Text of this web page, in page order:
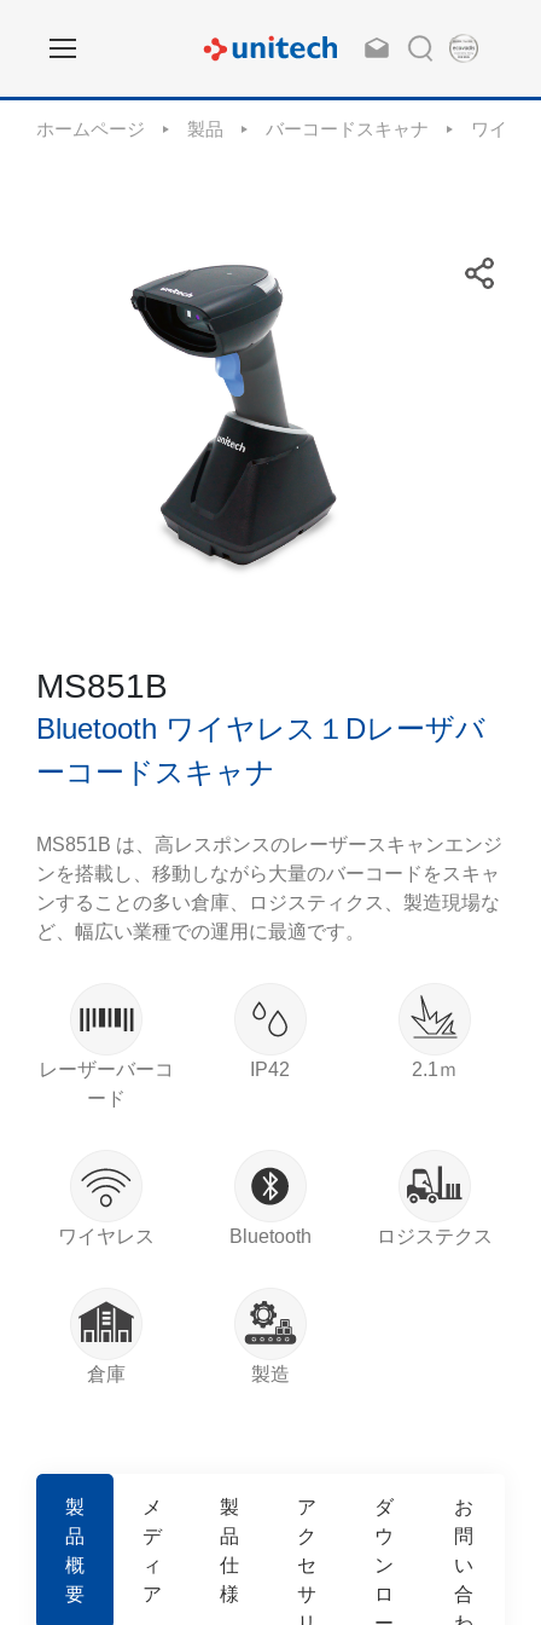
ホームページ 製品 バーコードスキャナ ワイヤ
MS851B
Bluetooth ワイヤレス１Dレーザバ
ーコードスキャナ
MS851B は、高レスポンスのレーザースキャンエンジ
ンを搭載し、移動しながら大量のバーコードをスキャ
ンすることの多い倉庫、ロジスティクス、製造現場な
ど、幅広い業種での運用に最適です。
レーザーバーコ
ード
IP42 2.1ｍ
ワイヤレス Bluetooth ロジステクス
倉庫 製造
製
品
概
要
メ
デ
ィ
ア
製
品
仕
様
ア
ク
セ
サ
ダ
ウ
ン
ロ
お
問
い
合